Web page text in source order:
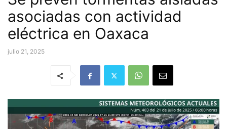
asociadas con actividad
eléctrica en Oaxaca
julio 21, 2025